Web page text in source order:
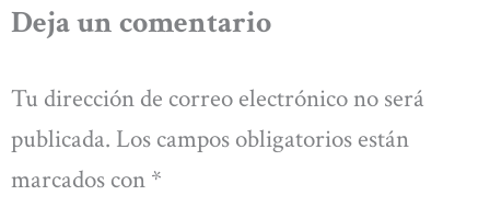
Deja un comentario
Tu dirección de correo electrónico no será
publicada. Los campos obligatorios están
marcados con *